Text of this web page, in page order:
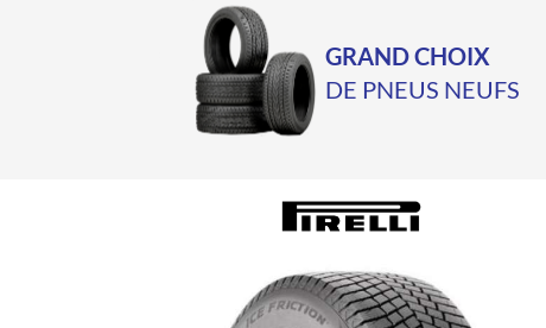
GRAND CHOIX
DE PNEUS NEUFS